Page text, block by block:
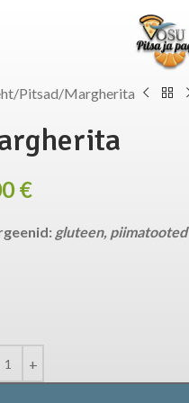
Pitsad Margherita
€
gluteen, piimatooted